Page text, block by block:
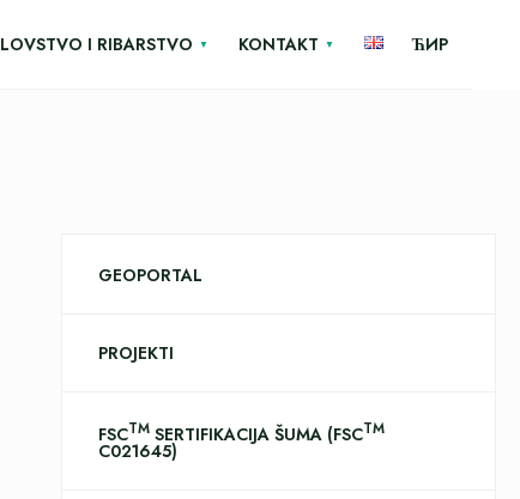
LOVSTVO I RIBARSTVO KONTAKT ЋИР
GEOPORTAL
PROJEKTI
FSCTMSERTIFIKACIJA ŠUMA (FSCTM
C021645)